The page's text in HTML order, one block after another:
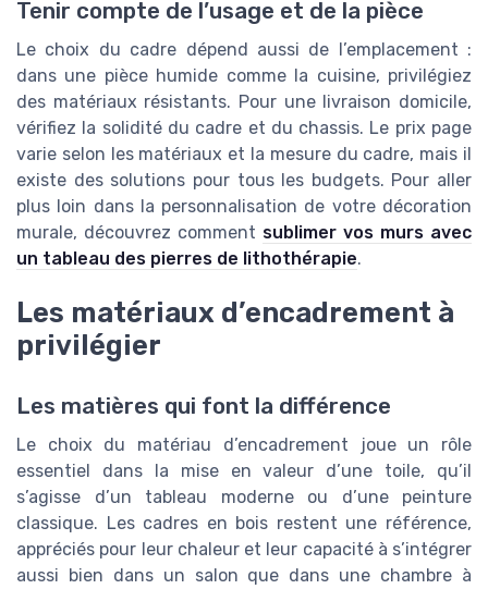
Tenir compte de l’usage et de la pièce
Le choix du cadre dépend aussi de l’emplacement :
dans une pièce humide comme la cuisine, privilégiez
des matériaux résistants. Pour une livraison domicile,
vérifiez la solidité du cadre et du chassis. Le prix page
varie selon les matériaux et la mesure du cadre, mais il
existe des solutions pour tous les budgets. Pour aller
plus loin dans la personnalisation de votre décoration
murale, découvrez comment sublimer vos murs avec
un tableau des pierres de lithothérapie.
Les matériaux d’encadrement à
privilégier
Les matières qui font la différence
Le choix du matériau d’encadrement joue un rôle
essentiel dans la mise en valeur d’une toile, qu’il
s’agisse d’un tableau moderne ou d’une peinture
classique. Les cadres en bois restent une référence,
appréciés pour leur chaleur et leur capacité à s’intégrer
aussi bien dans un salon que dans une chambre à